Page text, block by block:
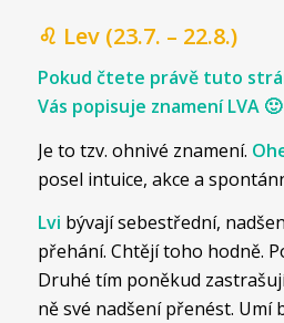
♌ Lev (23.7. – 22.8.)
Pokud čtete právě tuto
Vás popisuje znamení LVA 🙂
Je to tzv. ohnivé znamení.
posel intuice, akce a
Lvi bývají sebestřední,
přehání. Chtějí toho hodně.
Druhé tím poněkud
ně své nadšení přenést.